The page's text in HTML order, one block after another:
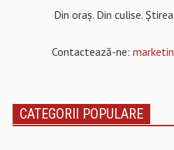
Din oraș. Din culise.
Contactează-ne:
CATEGORII POPULARE